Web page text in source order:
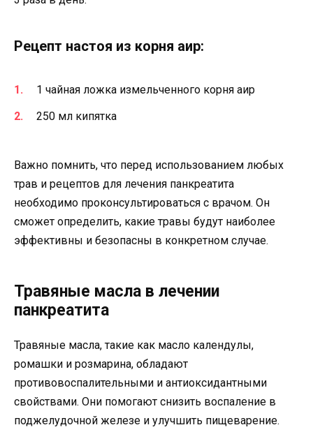
Рецепт настоя из корня аир:
1 чайная ложка измельченного корня аир
250 мл кипятка
Важно помнить, что перед использованием любых
трав и рецептов для лечения панкреатита
необходимо проконсультироваться с врачом. Он
сможет определить, какие травы будут наиболее
эффективны и безопасны в конкретном случае.
Травяные масла в лечении
панкреатита
Травяные масла, такие как масло календулы,
ромашки и розмарина, обладают
противовоспалительными и антиоксидантными
свойствами. Они помогают снизить воспаление в
поджелудочной железе и улучшить пищеварение.